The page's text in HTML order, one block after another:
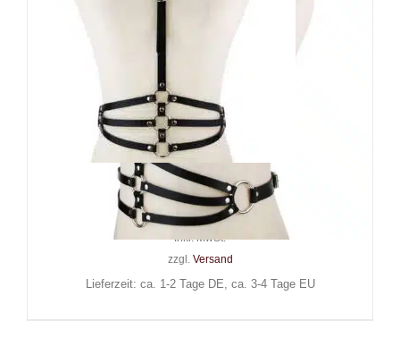
Moon Attic Harness Hollybell
24,90€
Inkl. MwSt.
zzgl. Versand
Lieferzeit: ca. 1-2 Tage DE, ca. 3-4 Tage EU